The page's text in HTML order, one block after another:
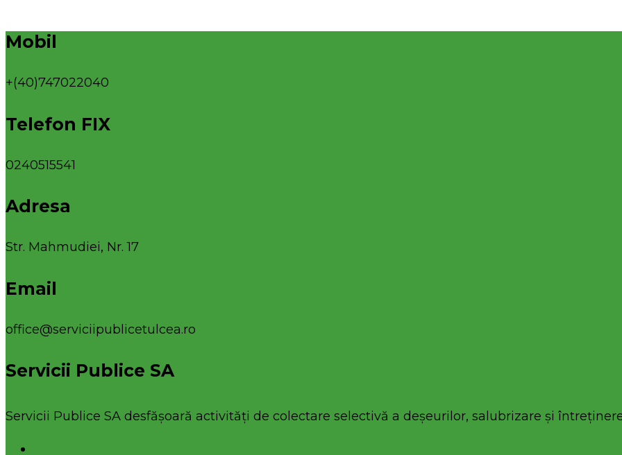
Mobil
+(40)747022040
Telefon FIX
0240515541
Adresa
Str. Mahmudiei, Nr. 17
Email
office@serviciipublicetulcea.ro
Servicii Publice SA
Servicii Publice SA desfășoară activități de colectare selectivă a deșeurilor, salubrizare și